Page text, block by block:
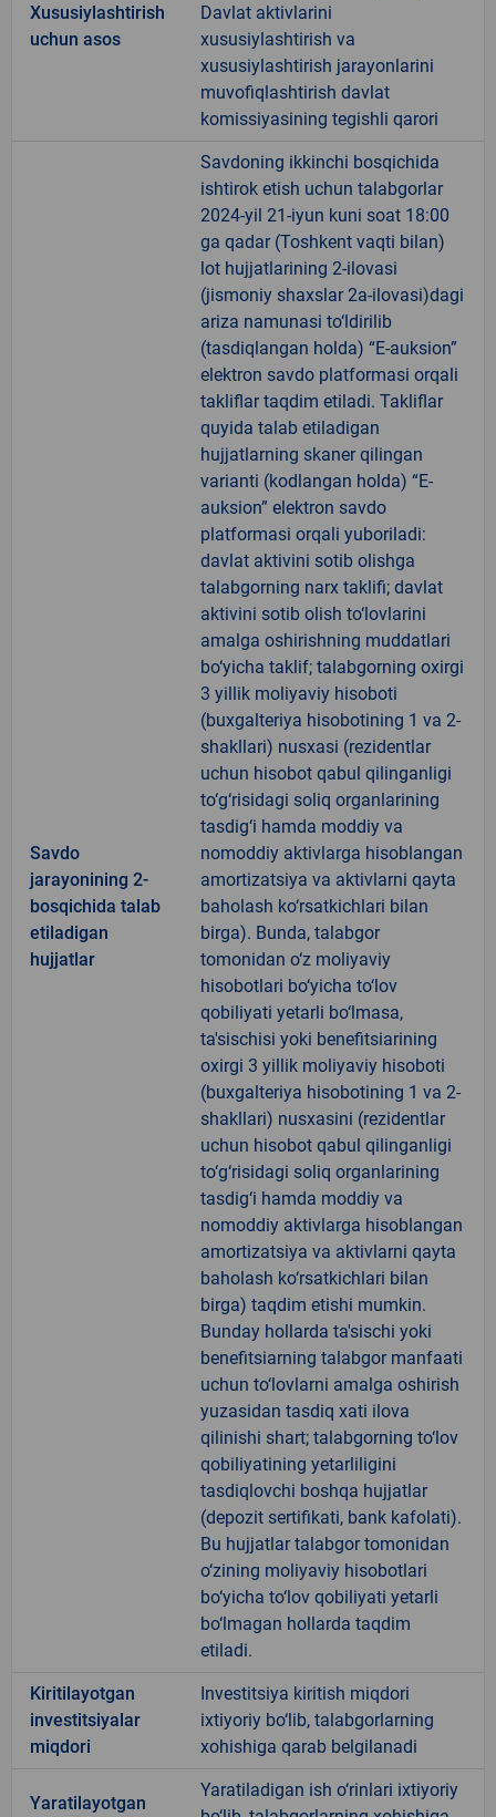
Xususiylashtirish
uchun asos
Davlat aktivlarini
xususiylashtirish va
xususiylashtirish jarayonlarini
muvofiqlashtirish davlat
komissiyasining tegishli qarori
Savdo
jarayonining 2-
bosqichida talab
etiladigan
hujjatlar
Savdoning ikkinchi bosqichida
ishtirok etish uchun talabgorlar
2024-yil 21-iyun kuni soat 18:00
ga qadar (Toshkent vaqti bilan)
lot hujjatlarining 2-ilovasi
(jismoniy shaxslar 2a-ilovasi)dagi
ariza namunasi to‘ldirilib
(tasdiqlangan holda) “E-auksion”
elektron savdo platformasi orqali
takliflar taqdim etiladi. Takliflar
quyida talab etiladigan
hujjatlarning skaner qilingan
varianti (kodlangan holda) “E-
auksion” elektron savdo
platformasi orqali yuboriladi:
davlat aktivini sotib olishga
talabgorning narx taklifi; davlat
aktivini sotib olish to‘lovlarini
amalga oshirishning muddatlari
bo‘yicha taklif; talabgorning oxirgi
3 yillik moliyaviy hisoboti
(buxgalteriya hisobotining 1 va 2-
shakllari) nusxasi (rezidentlar
uchun hisobot qabul qilinganligi
to‘g‘risidagi soliq organlarining
tasdig‘i hamda moddiy va
nomoddiy aktivlarga hisoblangan
amortizatsiya va aktivlarni qayta
baholash ko‘rsatkichlari bilan
birga). Bunda, talabgor
tomonidan o‘z moliyaviy
hisobotlari bo‘yicha to‘lov
qobiliyati yetarli bo‘lmasa,
ta'sischisi yoki benefitsiarining
oxirgi 3 yillik moliyaviy hisoboti
(buxgalteriya hisobotining 1 va 2-
shakllari) nusxasini (rezidentlar
uchun hisobot qabul qilinganligi
to‘g‘risidagi soliq organlarining
tasdig‘i hamda moddiy va
nomoddiy aktivlarga hisoblangan
amortizatsiya va aktivlarni qayta
baholash ko‘rsatkichlari bilan
birga) taqdim etishi mumkin.
Bunday hollarda ta'sischi yoki
benefitsiarning talabgor manfaati
uchun to‘lovlarni amalga oshirish
yuzasidan tasdiq xati ilova
qilinishi shart; talabgorning to‘lov
qobiliyatining yetarliligini
tasdiqlovchi boshqa hujjatlar
(depozit sertifikati, bank kafolati).
Bu hujjatlar talabgor tomonidan
o‘zining moliyaviy hisobotlari
bo‘yicha to‘lov qobiliyati yetarli
bo‘lmagan hollarda taqdim
etiladi.
Kiritilayotgan
investitsiyalar
miqdori
Investitsiya kiritish miqdori
ixtiyoriy bo‘lib, talabgorlarning
xohishiga qarab belgilanadi
Yaratilayotgan
Yaratiladigan ish o‘rinlari ixtiyoriy